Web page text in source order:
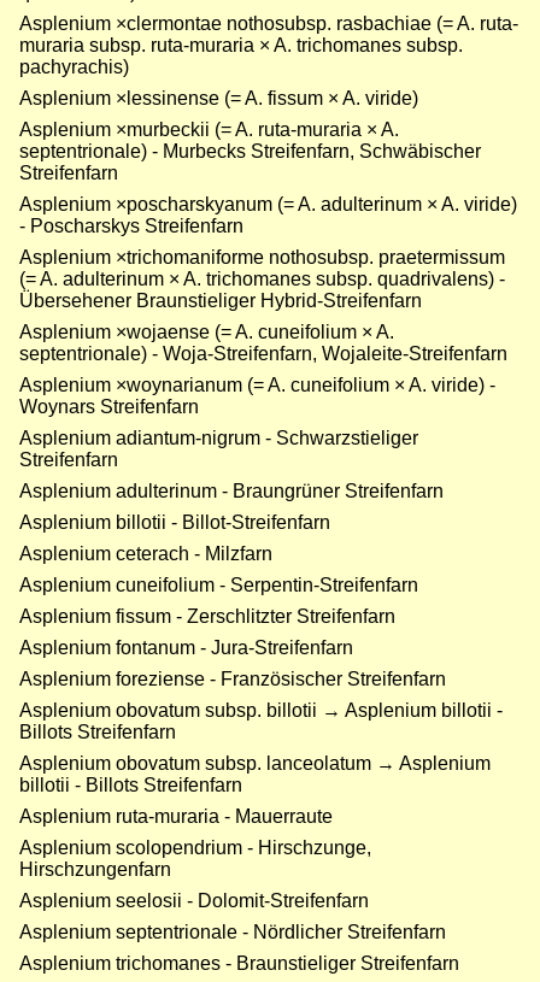
Asplenium ×clermontae nothosubsp. rasbachiae (= A. ruta-
muraria subsp. ruta-muraria × A. trichomanes subsp.
pachyrachis)
Asplenium ×lessinense (= A. fissum × A. viride)
Asplenium ×murbeckii (= A. ruta-muraria × A.
septentrionale) - Murbecks Streifenfarn, Schwäbischer
Streifenfarn
Asplenium ×poscharskyanum (= A. adulterinum × A. viride)
- Poscharskys Streifenfarn
Asplenium ×trichomaniforme nothosubsp. praetermissum
(= A. adulterinum × A. trichomanes subsp. quadrivalens) -
Übersehener Braunstieliger Hybrid-Streifenfarn
Asplenium ×wojaense (= A. cuneifolium × A.
septentrionale) - Woja-Streifenfarn, Wojaleite-Streifenfarn
Asplenium ×woynarianum (= A. cuneifolium × A. viride) -
Woynars Streifenfarn
Asplenium adiantum-nigrum - Schwarzstieliger
Streifenfarn
Asplenium adulterinum - Braungrüner Streifenfarn
Asplenium billotii - Billot-Streifenfarn
Asplenium ceterach - Milzfarn
Asplenium cuneifolium - Serpentin-Streifenfarn
Asplenium fissum - Zerschlitzter Streifenfarn
Asplenium fontanum - Jura-Streifenfarn
Asplenium foreziense - Französischer Streifenfarn
Asplenium obovatum subsp. billotii → Asplenium billotii -
Billots Streifenfarn
Asplenium obovatum subsp. lanceolatum → Asplenium
billotii - Billots Streifenfarn
Asplenium ruta-muraria - Mauerraute
Asplenium scolopendrium - Hirschzunge,
Hirschzungenfarn
Asplenium seelosii - Dolomit-Streifenfarn
Asplenium septentrionale - Nördlicher Streifenfarn
Asplenium trichomanes - Braunstieliger Streifenfarn